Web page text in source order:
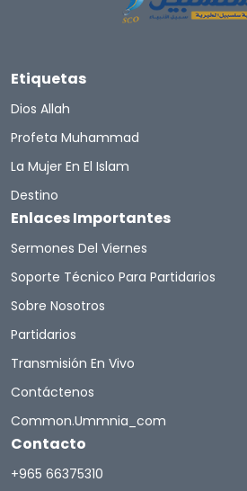
Etiquetas
Dios Allah
Profeta Muhammad
La Mujer En El Islam
Destino
Enlaces Importantes
Sermones Del Viernes
Soporte Técnico Para Partidarios
Sobre Nosotros
Partidarios
Transmisión En Vivo
Contáctenos
Common.ummnia_com
Contacto
+965 66375310